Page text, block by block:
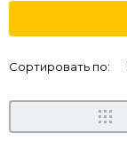
Сортировать по: